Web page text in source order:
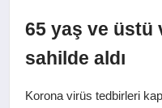
ASAYIŞ
65 yaş ve üstü
sahilde aldı
Korona virüs tedbirleri